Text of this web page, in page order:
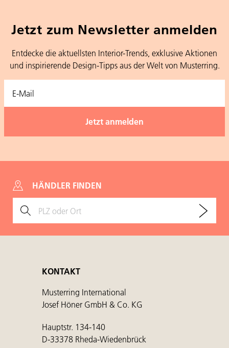
Jetzt zum Newsletter anmelden
Entdecke die aktuellsten Interior-Trends, exklusive Aktionen
und inspirierende Design-Tipps aus der Welt von Musterring.
HÄNDLER FINDEN
KONTAKT
Musterring International
Josef Höner GmbH & Co. KG
Hauptstr. 134-140
D-33378 Rheda-Wiedenbrück